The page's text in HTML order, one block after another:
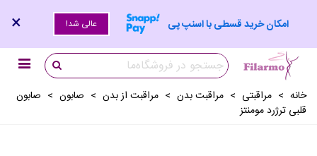
امکان خرید قسطی با اسنپ پی عالی شد! ×
خانه > مراقبتی > مراقبت بدن > مراقبت از بدن > صابون > صابون
قلبی ترژرد مومنتز